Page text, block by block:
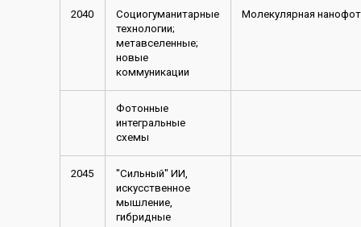
2040
Социогуманитарные
технологии;
метавселенные;
новые
коммуникации
Молекулярная
Фотонные
интегральные
схемы
2045
"Сильный" ИИ,
искусственное
мышление,
гибридные